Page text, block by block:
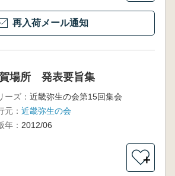
再入荷メール通知
場所 発表要旨集
ーズ： 近畿弥生の会第15回集会
元： 近畿弥生の会
年： 2012/06
＋